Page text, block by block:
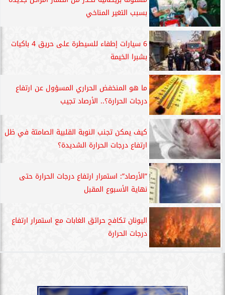
بسبب التغير المناخي
6 سيارات إطفاء للسيطرة على حريق 4 باكيات
بشبرا الخيمة
ما هو المنخفض الحراري المسؤول عن ارتفاع
درجات الحرارة؟.. الأرصاد تجيب
كيف يمكن تجنب النوبة القلبية الصامتة في ظل
ارتفاع درجات الحرارة الشديدة؟
”الأرصاد”: استمرار ارتفاع درجات الحرارة حتى
نهاية الأسبوع المقبل
اليونان تكافح حرائق الغابات مع استمرار ارتفاع
درجات الحرارة